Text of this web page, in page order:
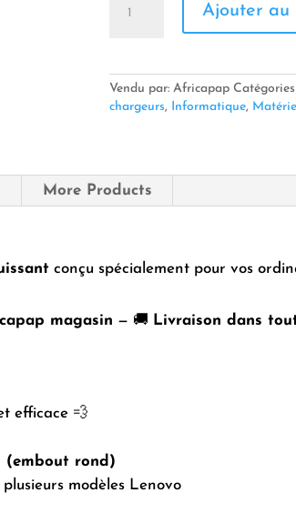
Lenovo
20V
5.5
×
💻
Ajouter au
Vendu par: Africapap Catégories
chargeurs, Informatique,
More Products
conçu spécialement pour vos
magasin — 🚚 Livraison dans
efficace 💨
(embout rond)
modèles Lenovo